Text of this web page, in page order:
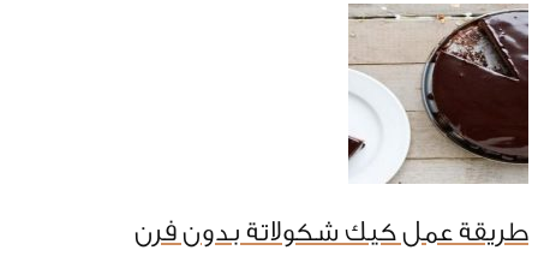
طريقة عمل كيك شكولاتة بدون فرن